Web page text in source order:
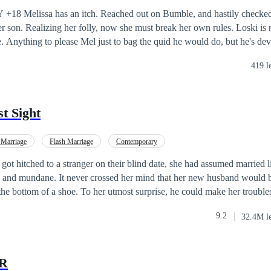
in with a partner
Realizing her folly, now she must break her own rules. Loski is naive,
Anything to please Mel just to bag the quid he would do, but he's
lust, love, and gains. Each has his
face, as he f**ked
supernatural sex, teenage gangbang, sugar mommy and daddy
419
Sight
Flash Marriage Contemporary
hitched to a stranger on their blind date, she had assumed married
mundane. It never crossed her mind that her new husband would
bottom of a shoe. To her utmost surprise, he could make her
with a local billionaire known for fussing over his wife. That
9.2 32.4M